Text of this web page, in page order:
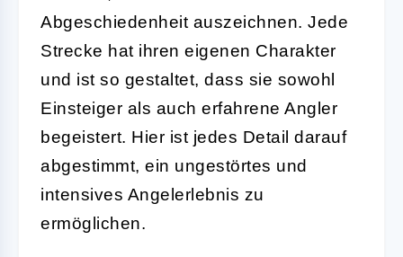
Abgeschiedenheit auszeichnen. Jede
Strecke hat ihren eigenen Charakter
und ist so gestaltet, dass sie sowohl
Einsteiger als auch erfahrene Angler
begeistert. Hier ist jedes Detail darauf
abgestimmt, ein ungestörtes und
intensives Angelerlebnis zu
ermöglichen.